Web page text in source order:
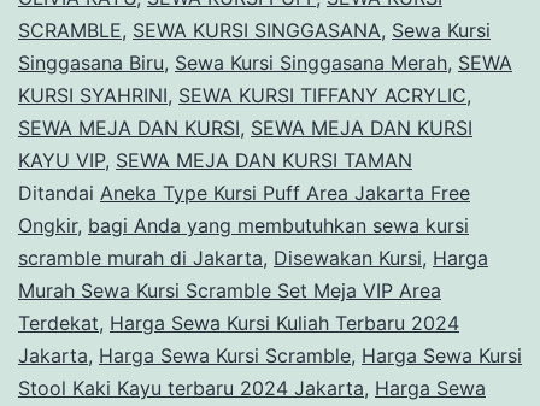
SCRAMBLE, SEWA KURSI SINGGASANA, Sewa Kursi
Singgasana Biru, Sewa Kursi Singgasana Merah, SEWA
KURSI SYAHRINI, SEWA KURSI TIFFANY ACRYLIC,
SEWA MEJA DAN KURSI, SEWA MEJA DAN KURSI
KAYU VIP, SEWA MEJA DAN KURSI TAMAN
Ditandai Aneka Type Kursi Puff Area Jakarta Free
Ongkir, bagi Anda yang membutuhkan sewa kursi
scramble murah di Jakarta, Disewakan Kursi, Harga
Murah Sewa Kursi Scramble Set Meja VIP Area
Terdekat, Harga Sewa Kursi Kuliah Terbaru 2024
Jakarta, Harga Sewa Kursi Scramble, Harga Sewa Kursi
Stool Kaki Kayu terbaru 2024 Jakarta, Harga Sewa